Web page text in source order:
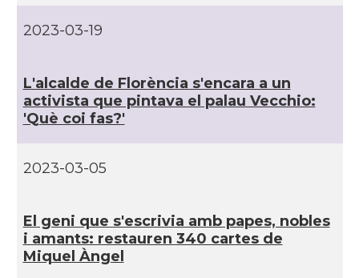
2023-03-19
L'alcalde de Florència s'encara a un
activista que pintava el palau Vecchio:
'Què coi fas?'
2023-03-05
El geni que s'escrivia amb papes, nobles
i amants: restauren 340 cartes de
Miquel Àngel